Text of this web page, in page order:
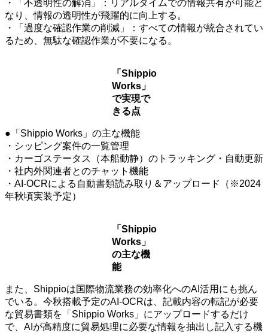
・「不透明性の解消」：リアルタイムでの情報共有が可能と
なり、情報の透明性が飛躍的に向上する。
・「過度な確認作業の削減」：すべての情報が統合されてい
るため、無駄な確認作業が不要になる。
「Shippio
Works」
で実現で
きる点
●「Shippio Works」の主な機能
・シッピング案件の一覧管理
・カーゴステータス（本船動静）のトラッキング・自動更新
・社内外関連者とのチャット機能
・AI-OCRによる自動書類読み取り＆アップロード（※2024
年秋頃実装予定）
「Shippio
Works」
の主な機
能
また、Shippioは国際物流業務の効率化へのAI活用にも挑ん
でいる。今秋搭載予定のAI-OCRは、記載内容の転記が必要
な貿易書類を「Shippio Works」にアップロードするだけ
で、AIが高精度に貿易処理に必要な情報を抽出し記入する機